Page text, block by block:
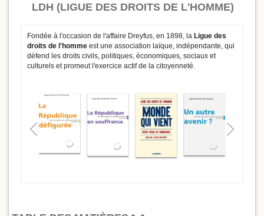
LDH (LIGUE DES DROITS DE L'HOMME)
Fondée à l'occasion de l'affaire Dreyfus, en 1898, la Ligue des
droits de l'homme est une association laïque, indépendante, qui
défend les droits civils, politiques, économiques, sociaux et
culturels et promeut l'exercice actif de la citoyenneté.